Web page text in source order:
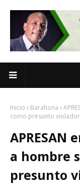
Inicio Barahona
como presunto
APRESAN
a hombre
presunto